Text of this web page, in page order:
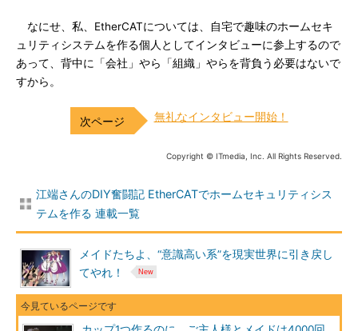
なにせ、私、EtherCATについては、自宅で趣味のホームセキ
ュリティシステムを作る個人としてインタビューに参上するので
あって、背中に「会社」やら「組織」やらを背負う必要はないで
すから。
無礼なインタビュー開始！
Copyright © ITmedia, Inc. All Rights Reserved.
江端さんのDIY奮闘記 EtherCATでホームセキュリティシス
テムを作る 連載一覧
メイドたちよ、“意識高い系”を現実世界に引き戻し
てやれ！